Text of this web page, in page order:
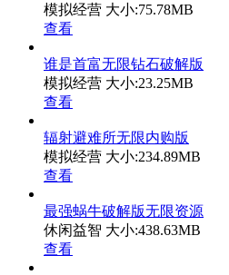
模拟经营 大小:75.78MB
查看
谁是首富无限钻石破解版
模拟经营 大小:23.25MB
查看
辐射避难所无限内购版
模拟经营 大小:234.89MB
查看
最强蜗牛破解版无限资源
休闲益智 大小:438.63MB
查看